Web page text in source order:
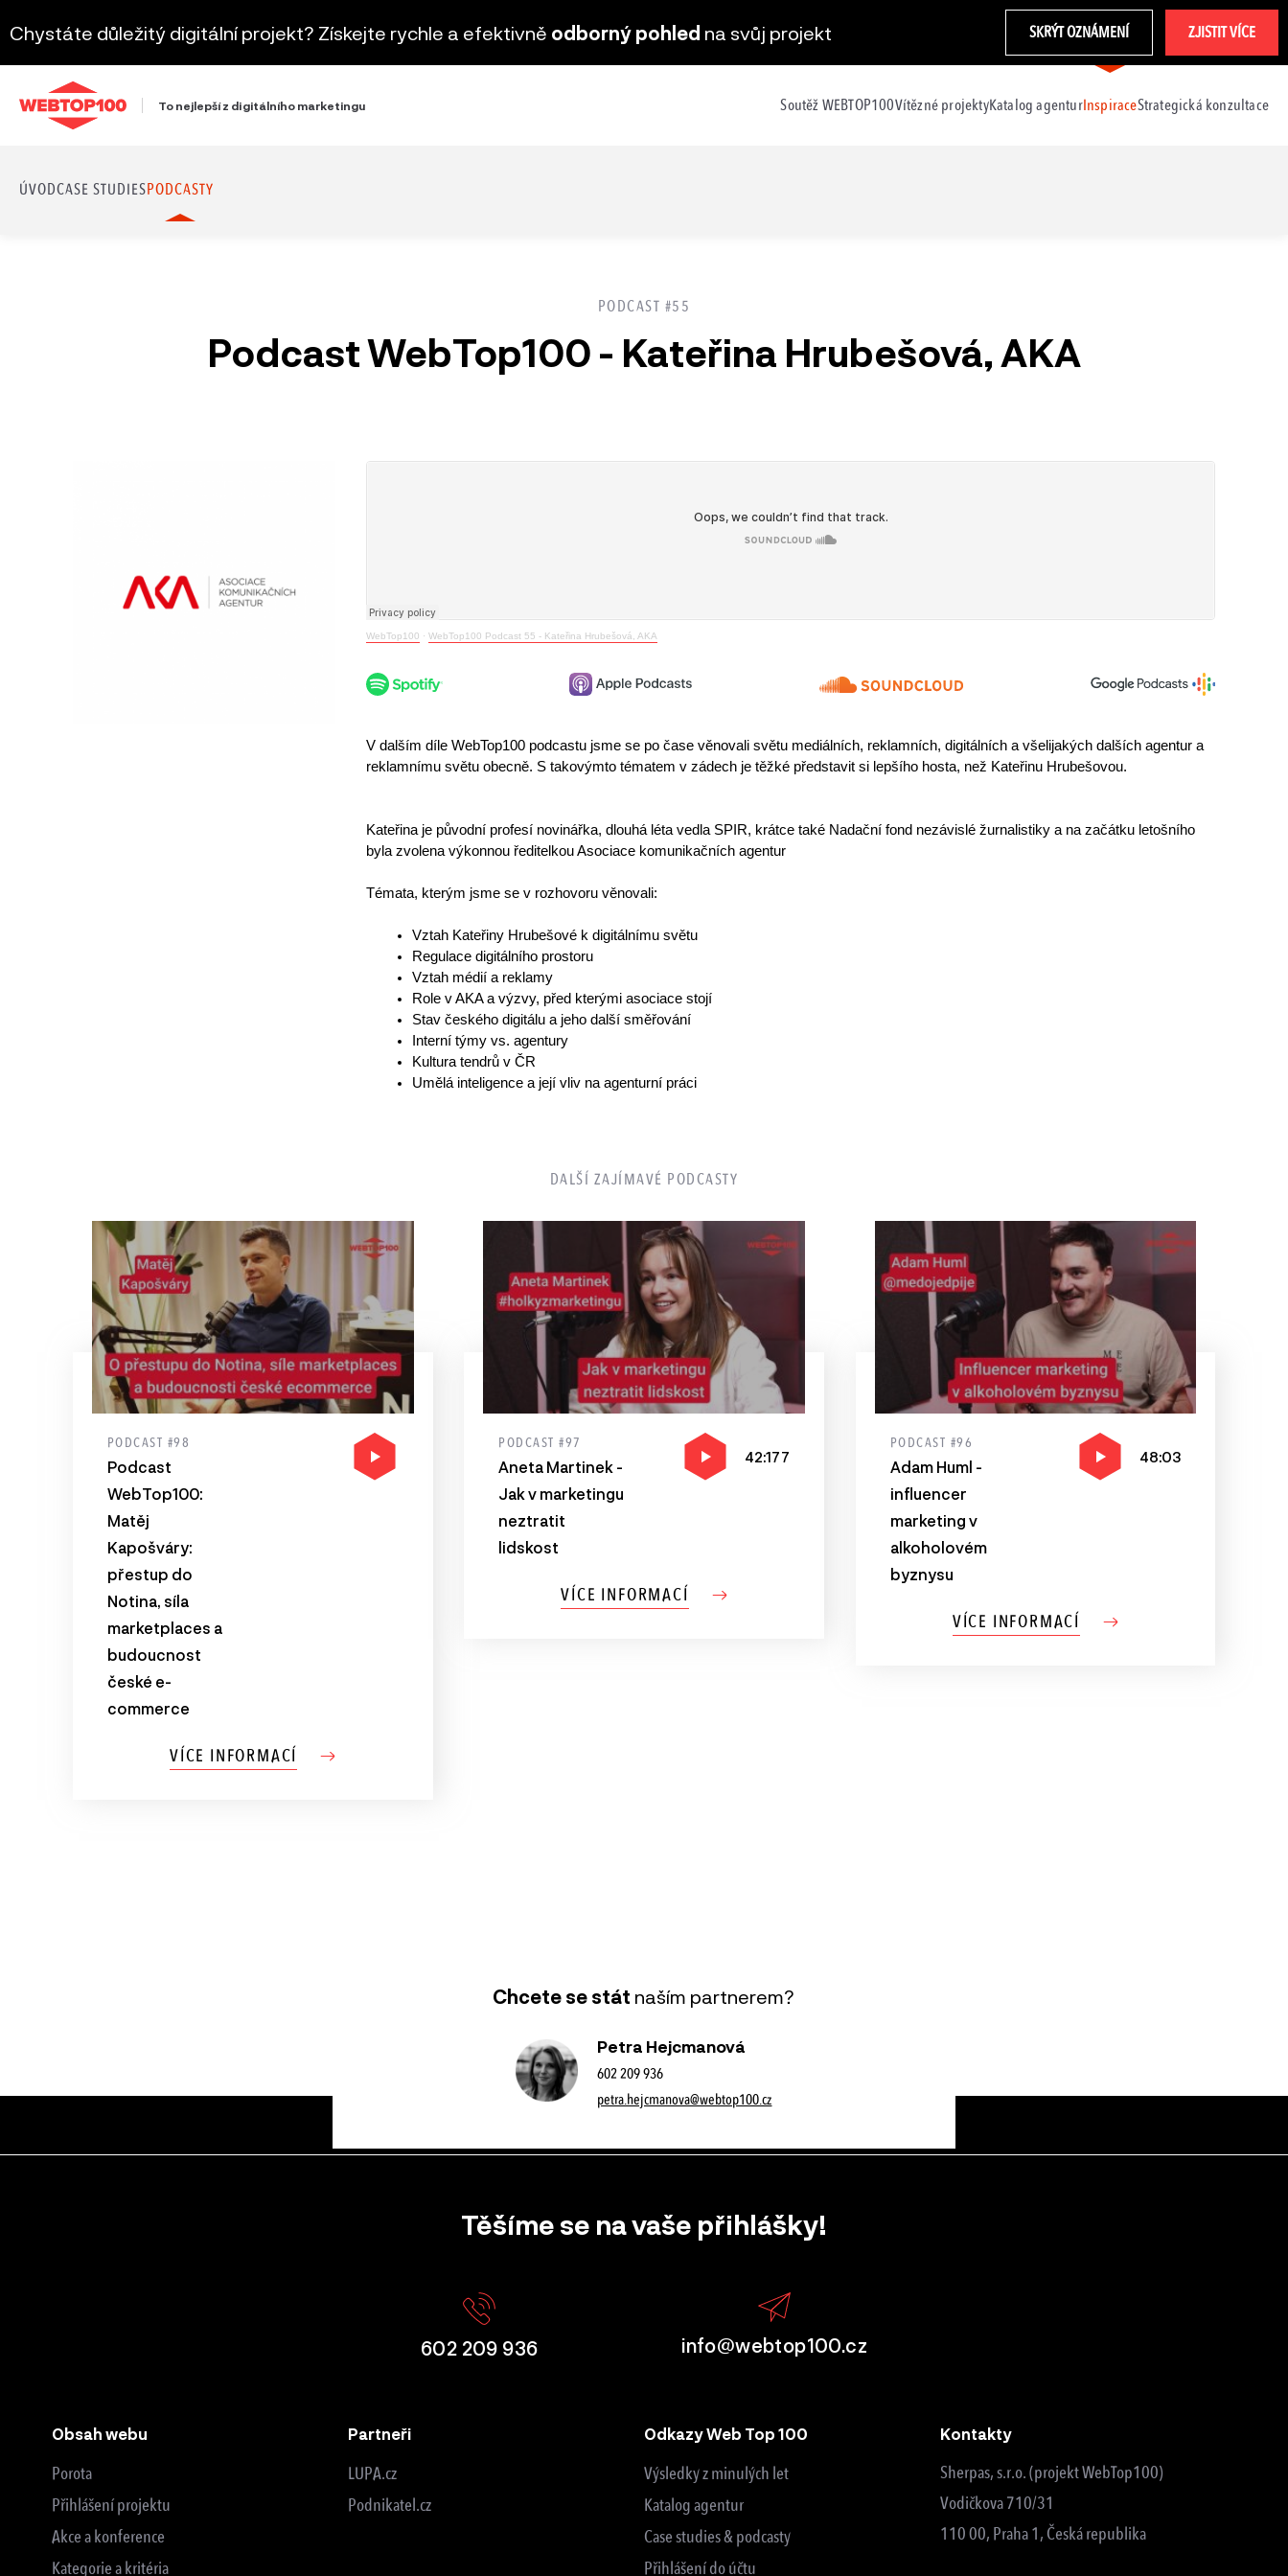
Chystáte důležitý digitální projekt? Získejte rychle a efektivně odborný pohled na svůj projekt SKRÝT OZNÁMENÍ ZJISTIT VÍCE
To nejlepší z digitálního marketingu Soutěž WEBTOP100Vítězné projektyKatalog agenturInspiraceStrategická konzultace
ÚVODCASE STUDIESPODCASTY
PODCAST #55
Podcast WebTop100 - Kateřina Hrubešová, AKA
WebTop100 · WebTop100 Podcast 55 - Kateřina Hrubešová, AKA
V dalším díle WebTop100 podcastu jsme se po čase věnovali světu mediálních, reklamních, digitálních a všelijakých dalších agentur a
reklamnímu světu obecně. S takovýmto tématem v zádech je těžké představit si lepšího hosta, než Kateřinu Hrubešovou.
Kateřina je původní profesí novinářka, dlouhá léta vedla SPIR, krátce také Nadační fond nezávislé žurnalistiky a na začátku letošního
byla zvolena výkonnou ředitelkou Asociace komunikačních agentur
Témata, kterým jsme se v rozhovoru věnovali:
Vztah Kateřiny Hrubešové k digitálnímu světu
Regulace digitálního prostoru
Vztah médií a reklamy
Role v AKA a výzvy, před kterými asociace stojí
Stav českého digitálu a jeho další směřování
Interní týmy vs. agentury
Kultura tendrů v ČR
Umělá inteligence a její vliv na agenturní práci
DALŠÍ ZAJÍMAVÉ PODCASTY
PODCAST #98
Podcast
WebTop100:
Matěj
Kapošváry:
přestup do
Notina, síla
marketplaces a
budoucnost
české e-
commerce
VÍCE INFORMACÍ
PODCAST #97
Aneta Martinek -
Jak v marketingu
neztratit
lidskost
42:177
VÍCE INFORMACÍ
PODCAST #96
Adam Huml -
influencer
marketing v
alkoholovém
byznysu
48:03
VÍCE INFORMACÍ
Chcete se stát naším partnerem?
Petra Hejcmanová
602 209 936
petra.hejcmanova@webtop100.cz
Těšíme se na vaše přihlášky!
602 209 936 info@webtop100.cz
Obsah webu
Porota
Přihlášení projektu
Akce a konference
Kategorie a kritéria
Partneři
LUPA.cz
Podnikatel.cz
Odkazy Web Top 100
Výsledky z minulých let
Katalog agentur
Case studies & podcasty
Přihlášení do účtu
Kontakty
Sherpas, s.r.o. (projekt WebTop100)
Vodičkova 710/31
110 00, Praha 1, Česká republika